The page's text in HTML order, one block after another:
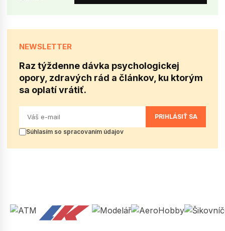
NEWSLETTER
Raz týždenne dávka psychologickej
opory, zdravých rád a článkov, ku ktorým
sa oplatí vrátiť.
PRIHLÁSIŤ SA
Súhlasím so spracovaním údajov